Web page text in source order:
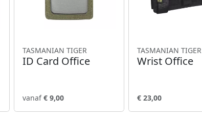
TASMANIAN TIGER
ID Card Office
vanaf€ 9,00
TASMANIAN TIGER
Wrist Office
€ 23,00